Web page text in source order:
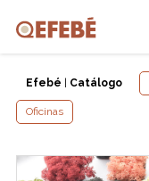
Efebé Catálogo
Oficinas